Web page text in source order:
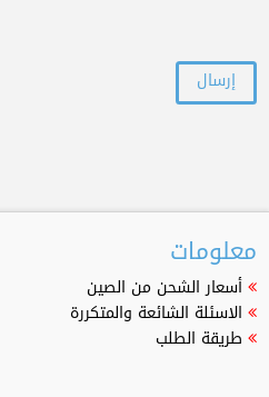
معلومات
أسعار الشحن من الصين
الاسئلة الشائعة والمتكررة
طريقة الطلب